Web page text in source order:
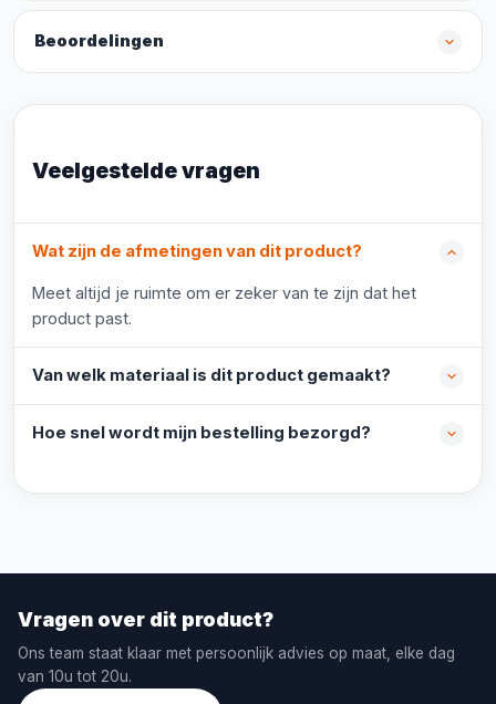
Beoordelingen
Veelgestelde vragen
Wat zijn de afmetingen van dit product?
Meet altijd je ruimte om er zeker van te zijn dat het
product past.
Van welk materiaal is dit product gemaakt?
Hoe snel wordt mijn bestelling bezorgd?
Vragen over dit product?
Ons team staat klaar met persoonlijk advies op maat, elke dag
van 10u tot 20u.